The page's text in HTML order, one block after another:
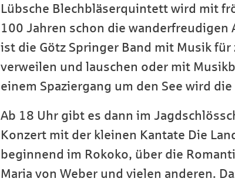
Lübsche Blechbläserquintett wird mit
100 Jahren schon die wanderfreudigen
ist die Götz Springer Band mit Musik
verweilen und lauschen oder mit
einem Spaziergang um den See wird
Ab 18 Uhr gibt es dann im
Konzert mit der kleinen Kantate Die
beginnend im Rokoko, über die
Maria von Weber und vielen anderen.